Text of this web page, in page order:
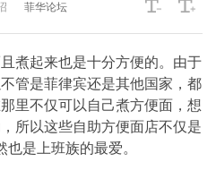
菲华论坛
煮起来也是十分方便的。由于
管是菲律宾还是其他国家，都
里不仅可以自己煮方便面，想
所以这些自助方便面店不仅是
是上班族的最爱。